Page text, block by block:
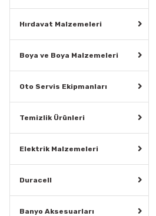
Hırdavat Malzemeleri
Boya ve Boya Malzemeleri
Oto Servis Ekipmanları
Temizlik Ürünleri
Elektrik Malzemeleri
Duracell
Banyo Aksesuarları